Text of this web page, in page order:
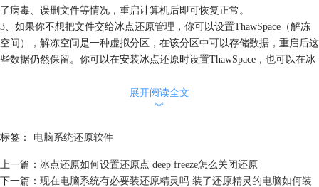
了病毒、误删文件等情况，重启计算机后即可恢复正常。
3、如果你不想把文件交给冰点还原管理，你可以设置ThawSpace（解冻
空间），解冻空间是一种虚拟分区，在该分区中可以存储数据，重启后这
些数据仍然保留。你可以在安装冰点还原时设置ThawSpace，也可以在冰
展开阅读全文
︾
标签： 电脑系统还原软件
上一篇： 冰点还原如何设置还原点 deep freeze怎么关闭还原
下一篇： 现在电脑系统有必要装还原精灵吗 装了还原精灵的电脑如何装